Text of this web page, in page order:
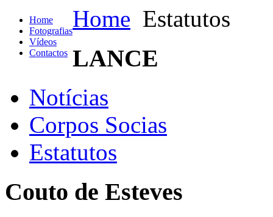
Home
Fotografias
Vídeos
Contactos
Home Estatutos
LANCE
Notícias
Corpos Socias
Estatutos
Couto de Esteves